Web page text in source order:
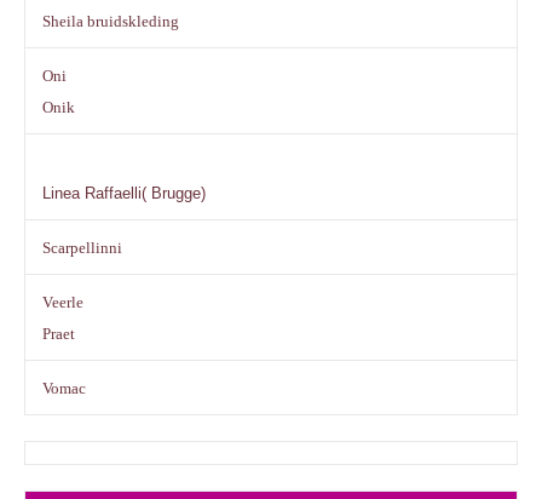
Sheila bruidskleding
Oni
Onik
Linea Raffaelli( Brugge)
Scarpellinni
Veerle
Praet
Vomac